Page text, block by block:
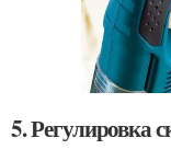
5. Регулировка